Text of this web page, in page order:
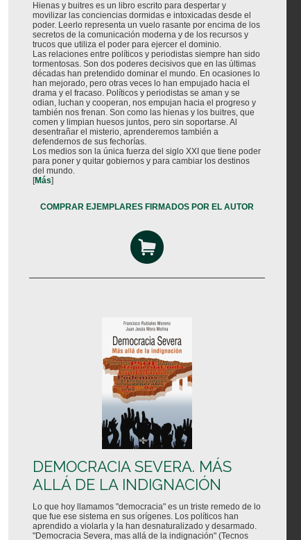
Hienas y buitres es un libro escrito para despertar y
movilizar las conciencias dormidas e intoxicadas desde el
poder. Leerlo representa un vuelo rasante por encima de los
secretos de la comunicación moderna y de los recursos y
trucos que utiliza el poder para ejercer el dominio.
Las relaciones entre políticos y periodistas siempre han sido
tormentosas. Son dos poderes decisivos que en las últimas
décadas han pretendido dominar el mundo. En ocasiones lo
han mejorado, pero otras veces lo han empujado hacia el
drama y el fracaso. Políticos y periodistas se aman y se
odian, luchan y cooperan, nos empujan hacia el progreso y
también nos frenan. Son como las hienas y los buitres, que
comen y limpian huesos juntos, pero sin soportarse. Al
desentrañar el misterio, aprenderemos también a
defendernos de sus fechorías.
Los medios son la única fuerza del siglo XXI que tiene poder
para poner y quitar gobiernos y para cambiar los destinos
del mundo.
[Más]
COMPRAR EJEMPLARES FIRMADOS POR EL AUTOR
DEMOCRACIA SEVERA. MÁS
ALLÁ DE LA INDIGNACIÓN
Lo que hoy llamamos "democracia" es un triste remedo de lo
que fue ese sistema en sus orígenes. Los políticos han
aprendido a violarla y la han desnaturalizado y desarmado.
"Democracia Severa, mas allá de la indignación" (Tecnos